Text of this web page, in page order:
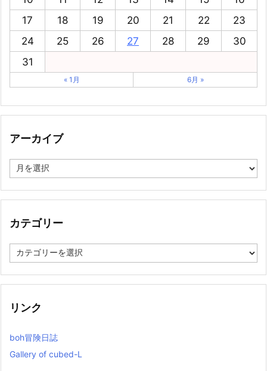
17
18 19 20 21 22
23
24
25 26 27 28 29
30
31
« 1月 6月 »
アーカイブ
ー
イ
カテゴリー
テ
リ
リンク
boh冒険日誌
Gallery of cubed-L